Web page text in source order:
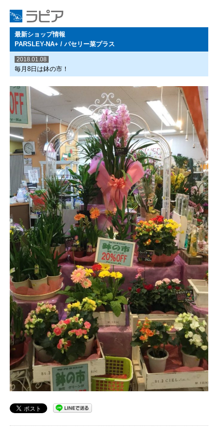
最新ショップ情報
PARSLEY-NA+ / パセリー菜プラス
2018.01.08
毎月8日は鉢の市！